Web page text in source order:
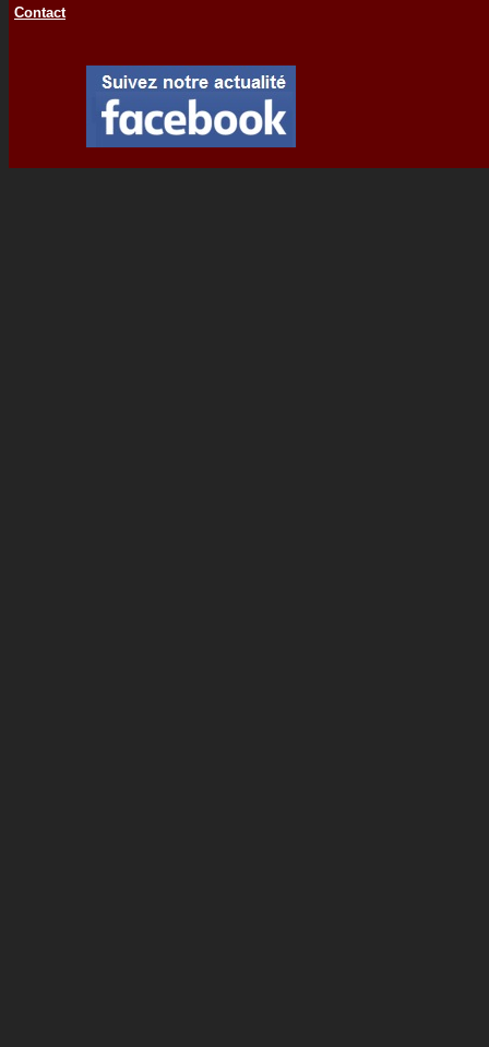
Contact